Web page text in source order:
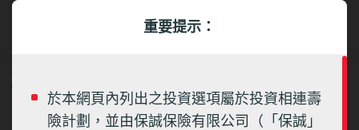
重要提示：
於本網頁內列出之投資選項屬於投資相連壽
險計劃，並由保誠保險有限公司（「保誠」
投資相連壽險計劃